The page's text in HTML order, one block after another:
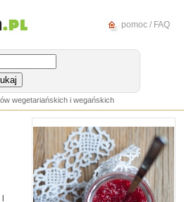
pomoc / FAQ
wegetariańskich i wegańskich
|